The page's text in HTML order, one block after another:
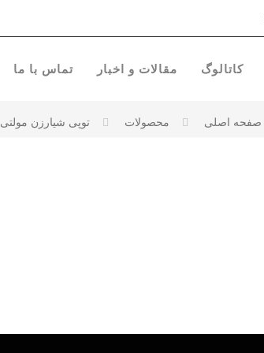
کاتالوگ مقالات و اخبار تماس با ما
صفحه اصلی محصولات
توپی شیارزن مولتی